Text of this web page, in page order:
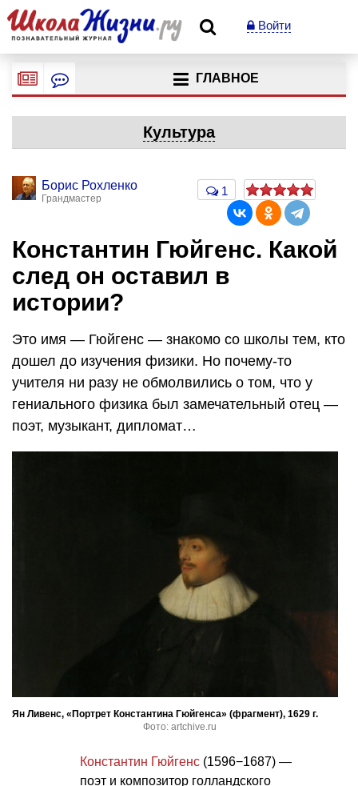
Войти
ГЛАВНОЕ
Культура
Борис Рохленко
Грандмастер
1
Константин Гюйгенс. Какой
след он оставил в
истории?
Это имя — Гюйгенс — знакомо со школы тем, кто
дошел до изучения физики. Но почему-то
учителя ни разу не обмолвились о том, что у
гениального физика был замечательный отец —
поэт, музыкант, дипломат…
Ян Ливенс, «Портрет Константина Гюйгенса» (фрагмент), 1629 г.
Фото: artchive.ru
Константин Гюйгенс (1596−1687) —
поэт и композитор голландского